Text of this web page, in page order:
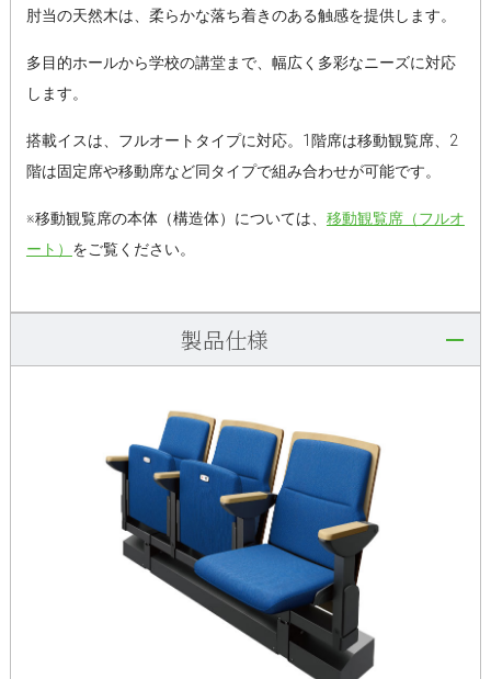
肘当の天然木は、柔らかな落ち着きのある触感を提供します。
多目的ホールから学校の講堂まで、幅広く多彩なニーズに対応
します。
搭載イスは、フルオートタイプに対応。1階席は移動観覧席、2
階は固定席や移動席など同タイプで組み合わせが可能です。
※移動観覧席の本体（構造体）については、 移動観覧席（フルオ
ート） をご覧ください。
製品仕様